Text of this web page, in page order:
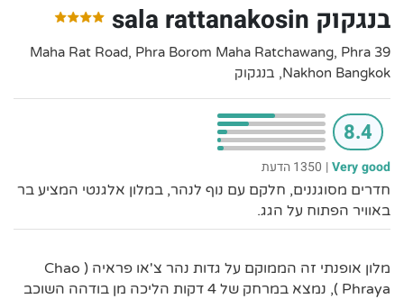
בנגקוק sala rattanakosin
39 Maha Rat Road, Phra Borom Maha Ratchawang, Phra
Nakhon Bangkok, בנגקוק
8.4
Very good
| 1350 הדעת
חדרים מסוגננים, חלקם עם נוף לנהר, במלון אלגנטי המציע בר
באוויר הפתוח על הגג.
מלון אופנתי זה הממוקם על גדות נהר צ'או פראיה ( Chao
Phraya ), נמצא במרחק של 4 דקות הליכה מן בודהה השוכב